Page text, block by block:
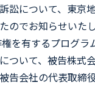
訟について、東京
のでお知らせいた
を有するプログラ
ついて、被告株式
告会社の代表取締